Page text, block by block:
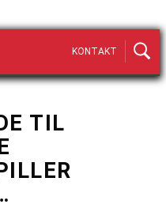
KONTAKT
TIL